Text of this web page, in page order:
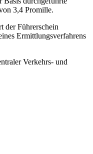
3,4 Promille.
der Führerschein
Ermittlungsverfahrens
Verkehrs- und